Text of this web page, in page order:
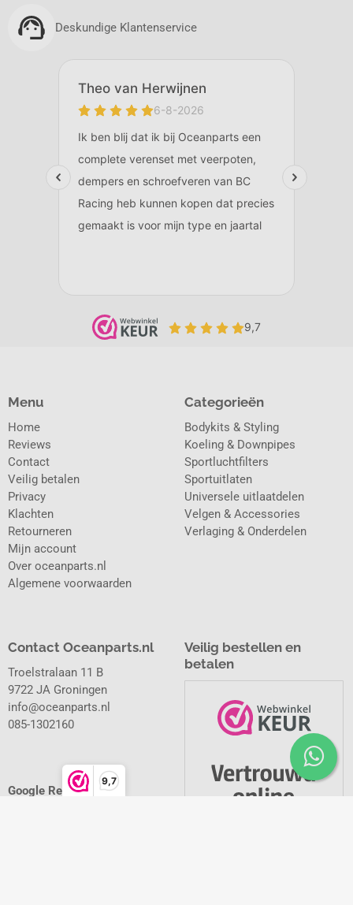
9,7
Deskundige Klantenservice
Categorieën
Bodykits & Styling
Koeling & Downpipes
Sportluchtfilters
Sportuitlaten
Universele uitlaatdelen
Velgen & Accessories
Verlaging & Onderdelen
Menu
Home
Reviews
Contact
Veilig betalen
Privacy
Klachten
Retourneren
Mijn account
Over oceanparts.nl
Algemene voorwaarden
Contact Oceanparts.nl
Troelstralaan 11 B
9722 JA Groningen
info@oceanparts.nl
085-1302160
Google Reviews
Veilig bestellen en
betalen